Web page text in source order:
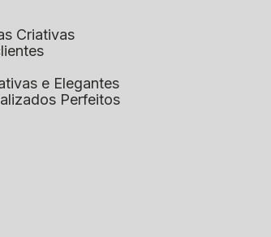
Criativas
e Elegantes
Perfeitos